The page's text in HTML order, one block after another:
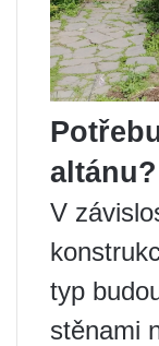
altánu?
V
typ
stěnami